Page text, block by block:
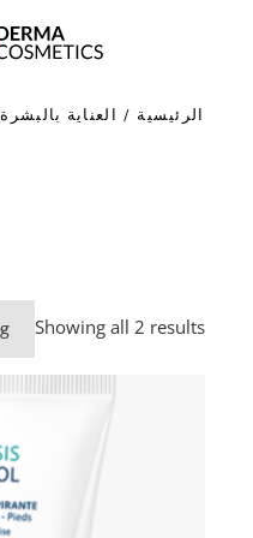
الرئيسية العناية بالبشرة
Showing all 2 results